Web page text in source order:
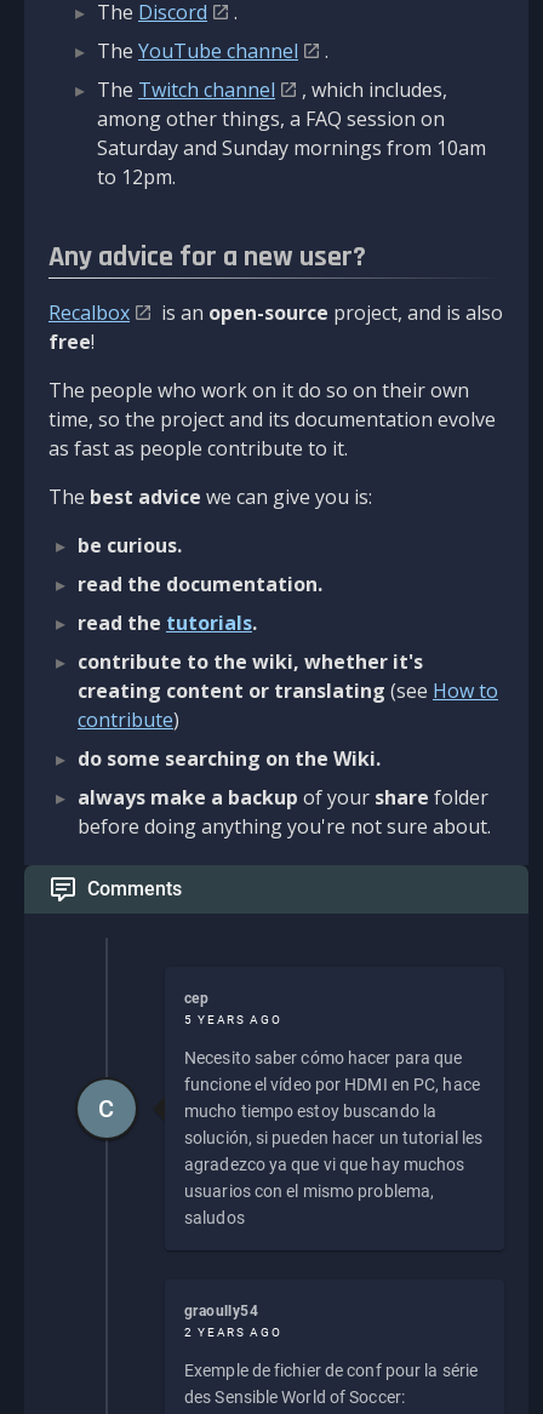
The Discord
.
The YouTube channel
.
The Twitch channel
, which includes,
among other things, a FAQ session on
Saturday and Sunday mornings from 10am
to 12pm.
Any advice for a new user?
Recalbox is an open-source project, and is also
free!
The people who work on it do so on their own
time, so the project and its documentation evolve
as fast as people contribute to it.
The best advice we can give you is:
be curious.
read the documentation.
read the tutorials.
contribute to the wiki, whether it's
creating content or translating (see How to
contribute)
do some searching on the Wiki.
always make a backup of your share folder
before doing anything you're not sure about.
Comments
cep
5 YEARS AGO
Necesito saber cómo hacer para que
funcione el vídeo por HDMI en PC, hace
mucho tiempo estoy buscando la
solución, si pueden hacer un tutorial les
agradezco ya que vi que hay muchos
usuarios con el mismo problema,
saludos
C
graoully54
2 YEARS AGO
Exemple de fichier de conf pour la série
des Sensible World of Soccer: